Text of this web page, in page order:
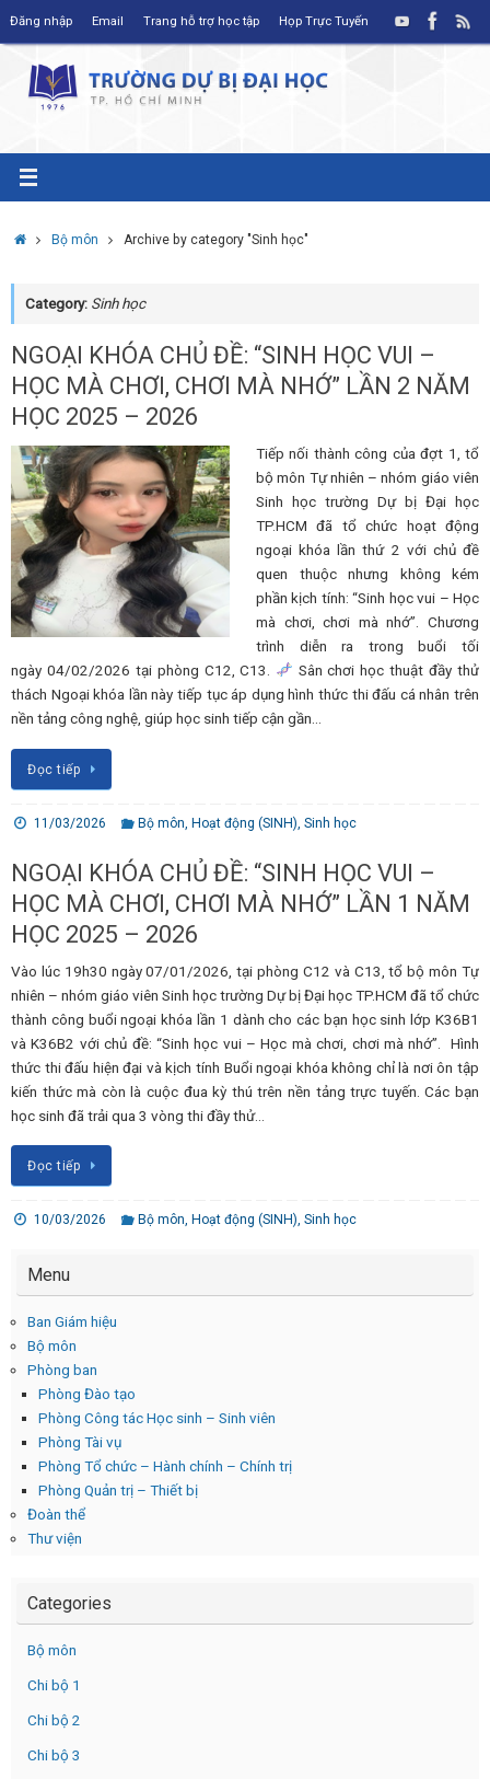
Đăng nhập Email Trang hỗ trợ học tập Họp Trực Tuyến
HomeBộ môn Archive by category "Sinh học"
Category: Sinh học
NGOẠI KHÓA CHỦ ĐỀ: “SINH HỌC VUI –
HỌC MÀ CHƠI, CHƠI MÀ NHỚ” LẦN 2 NĂM
HỌC 2025 – 2026
Tiếp nối thành công của đợt 1, tổ
bộ môn Tự nhiên – nhóm giáo viên
Sinh học trường Dự bị Đại học
TP.HCM đã tổ chức hoạt động
ngoại khóa lần thứ 2 với chủ đề
quen thuộc nhưng không kém
phần kịch tính: “Sinh học vui – Học
mà chơi, chơi mà nhớ”. Chương
trình diễn ra trong buổi tối
ngày 04/02/2026 tại phòng C12, C13.
Sân chơi học thuật đầy thử
thách Ngoại khóa lần này tiếp tục áp dụng hình thức thi đấu cá nhân trên
nền tảng công nghệ, giúp học sinh tiếp cận gần…
Đọc tiếp
11/03/2026 Bộ môn ,Hoạt động (SINH) ,Sinh học
NGOẠI KHÓA CHỦ ĐỀ: “SINH HỌC VUI –
HỌC MÀ CHƠI, CHƠI MÀ NHỚ” LẦN 1 NĂM
HỌC 2025 – 2026
Vào lúc 19h30 ngày 07/01/2026, tại phòng C12 và C13, tổ bộ môn Tự
nhiên – nhóm giáo viên Sinh học trường Dự bị Đại học TP.HCM đã tổ chức
thành công buổi ngoại khóa lần 1 dành cho các bạn học sinh lớp K36B1
và K36B2 với chủ đề: “Sinh học vui – Học mà chơi, chơi mà nhớ”. Hình
thức thi đấu hiện đại và kịch tính Buổi ngoại khóa không chỉ là nơi ôn tập
kiến thức mà còn là cuộc đua kỳ thú trên nền tảng trực tuyến. Các bạn
học sinh đã trải qua 3 vòng thi đầy thử…
Đọc tiếp
10/03/2026 Bộ môn, Hoạt động (SINH),Sinh học
Menu
Ban Giám hiệu
Bộ môn
Phòng ban
Phòng Đào tạo
Phòng Công tác Học sinh – Sinh viên
Phòng Tài vụ
Phòng Tổ chức – Hành chính – Chính trị
Phòng Quản trị – Thiết bị
Đoàn thể
Thư viện
Categories
Bộ môn
Chi bộ 1
Chi bộ 2
Chi bộ 3